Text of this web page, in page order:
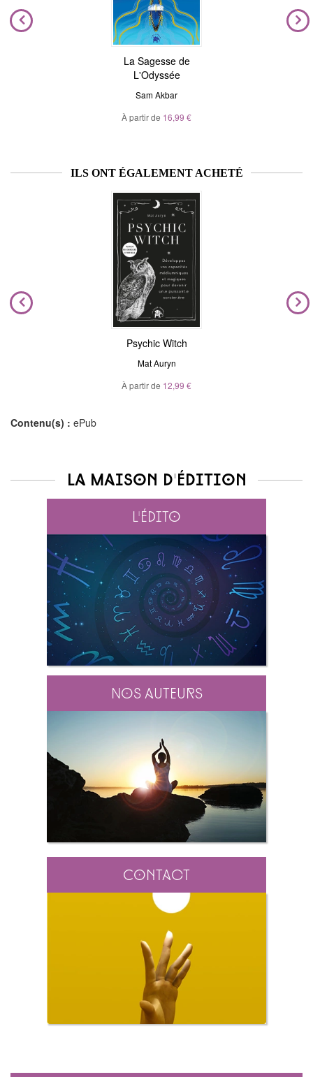
La Sagesse de
L'Odyssée
Sam Akbar
À partir de 16,99 €
ILS ONT ÉGALEMENT ACHETÉ
Psychic Witch
Mat Auryn
À partir de 12,99 €
Contenu(s) : ePub
La maison d'édition
L'édito
Nos auteurs
Contact